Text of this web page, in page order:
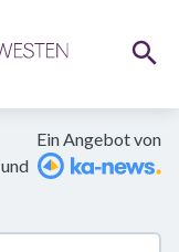
Ein Angebot von
und